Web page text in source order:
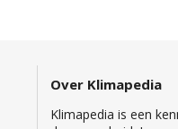
Over Klimapedia
Klimapedia is een